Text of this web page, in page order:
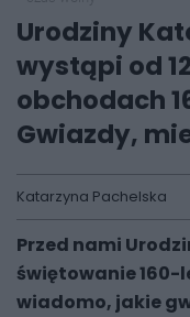
Urodziny
wystąpi od
obchodach
Gwiazdy,
Katarzyna Pachelska
Przed nami
świętowanie
wiadomo, jakie